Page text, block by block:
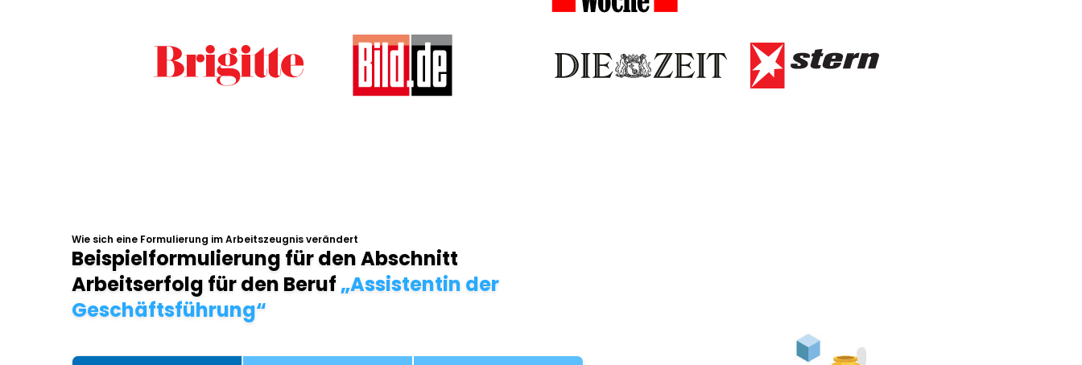
Wie sich eine Formulierung im Arbeitszeugnis verändert
Beispielformulierung für den Abschnitt
Arbeitserfolg für den Beruf „Assistentin der
Geschäftsführung“